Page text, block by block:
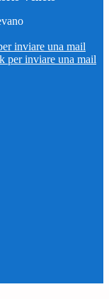
inviare una mail
per inviare una mail